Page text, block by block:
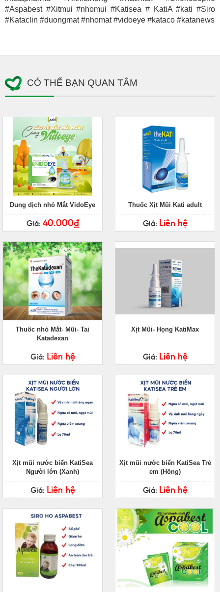
#Aspabest #Xitmui #nhomui #Katisea # KatiA #kati #Siro
#Kataclin #duongmat #nhomat #vidoeye #kataco #katanews
CÓ THỂ BẠN QUAN TÂM
Dung dịch nhỏ Mắt VidoEye
Giá: 40.000₫
Thuốc Xịt Mũi Kati adult
Giá: Liên hệ
Thuốc nhỏ Mắt- Mũi- Tai
Katadexan
Giá: Liên hệ
Xịt Mũi- Họng KatiMax
Giá: Liên hệ
Xịt mũi nước biển KatiSea
Người lớn (Xanh)
Giá: Liên hệ
Xịt mũi nước biển KatiSea Trẻ
em (Hồng)
Giá: Liên hệ